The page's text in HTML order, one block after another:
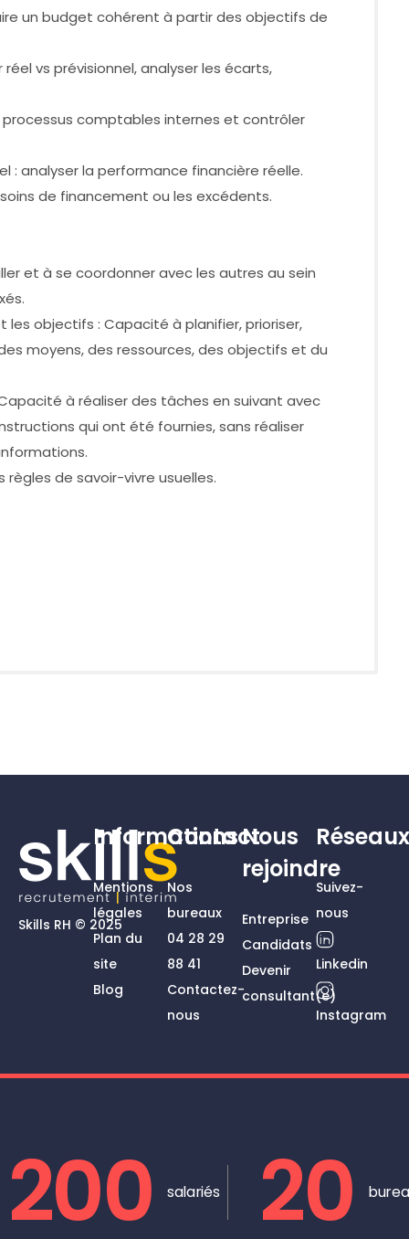
un budget cohérent à partir des objectifs de
vs prévisionnel, analyser les écarts,
comptables internes et contrôler
: analyser la performance financière réelle.
de financement ou les excédents.
et à se coordonner avec les autres au sein
les objectifs : Capacité à planifier, prioriser,
moyens, des ressources, des objectifs et du
à réaliser des tâches en suivant avec
qui ont été fournies, sans réaliser
de savoir-vivre usuelles.
Skills RH © 2025
Informations
Mentions
légales
Plan du
site
Blog
Contact
Nos
bureaux
04 28 29
88 41
Contactez-
nous
Nous
rejoindre
Entreprise
Candidats
Devenir
consultant(e)
Suivez-
nous
Linkedin
Instagram
200 salariés 20